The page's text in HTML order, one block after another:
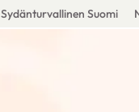
Sydänturvallinen Suomi